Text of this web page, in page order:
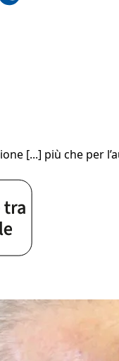
[...] più che per